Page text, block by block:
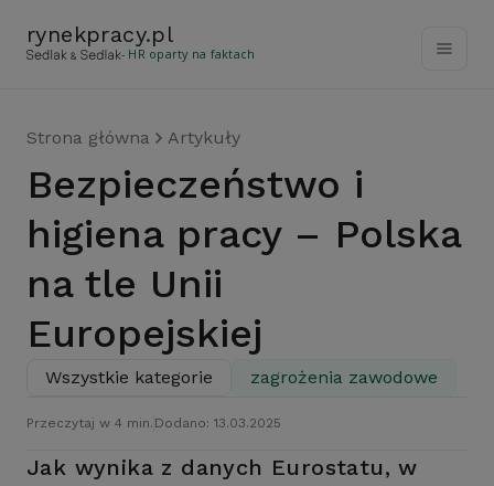
rynekpracy.pl
- HR oparty na faktach
Strona główna Artykuły
Bezpieczeństwo i
higiena pracy – Polska
na tle Unii
Europejskiej
Wszystkie kategorie zagrożenia zawodowe
Przeczytaj w 4 min. Dodano: 13.03.2025
Jak wynika z danych Eurostatu, w